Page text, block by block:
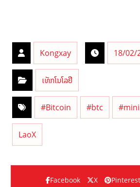
Kongxay 18/02/
ເທັກໂນໂລຢີ
#Bitcoin #btc
LaoX
Facebook X Pinterest